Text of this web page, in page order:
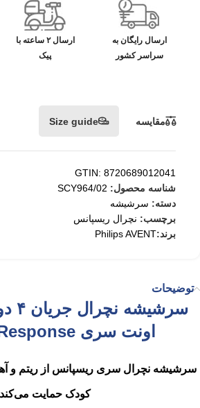
ارسال رایگان به
سراسر کشور
ارسال ۲ ساعته با
پیک
مقایسه Size guide
GTIN: 8720689012041
شناسه محصول: SCY964/02
دسته: سرشیشه
برچسب: نچرال ریسپانس
برند:Philips AVENT
توضیحات
اونت سری Natural Response
سرشیشه نچرال سری ریسپانس از ریتم و
کودک حمایت می‌کند